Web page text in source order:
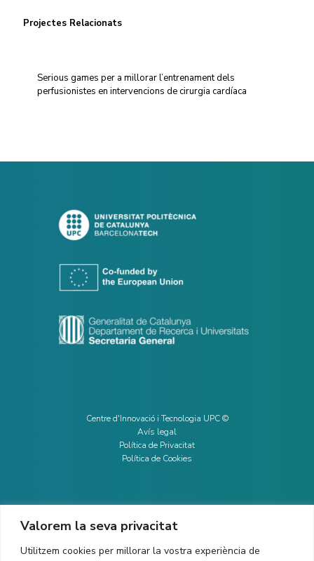
Valorem la seva privacitat
Utilitzem cookies per millorar la vostra experiència de
Projectes Relacionats
Serious games per a millorar l’entrenament dels
perfusionistes en intervencions de cirurgia cardíaca
Centre d'Innovació i Tecnologia UPC ©
Avís legal
Política de Privacitat
Política de Cookies
CONTACTE
Ed. K2M (Planta 1, Oficina 106)